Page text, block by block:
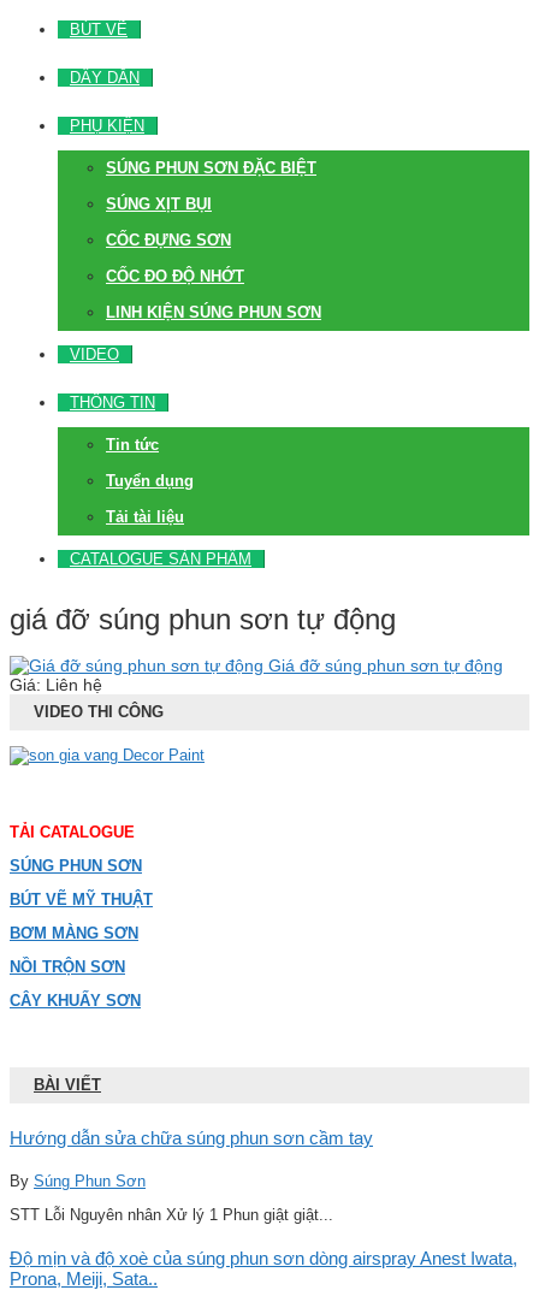
BÚT VẼ
DÂY DẪN
PHỤ KIỆN
SÚNG PHUN SƠN ĐẶC BIỆT
SÚNG XỊT BỤI
CỐC ĐỰNG SƠN
CỐC ĐO ĐỘ NHỚT
LINH KIỆN SÚNG PHUN SƠN
VIDEO
THÔNG TIN
Tin tức
Tuyển dụng
Tải tài liệu
CATALOGUE SẢN PHẨM
giá đỡ súng phun sơn tự động
Giá đỡ súng phun sơn tự động
Giá: Liên hệ
VIDEO THI CÔNG
TẢI CATALOGUE
SÚNG PHUN SƠN
BÚT VẼ MỸ THUẬT
BƠM MÀNG SƠN
NỒI TRỘN SƠN
CÂY KHUẤY SƠN
BÀI VIẾT
Hướng dẫn sửa chữa súng phun sơn cầm tay
By Súng Phun Sơn
STT Lỗi Nguyên nhân Xử lý 1 Phun giật giật...
Độ mịn và độ xoè của súng phun sơn dòng airspray Anest Iwata,
Prona, Meiji, Sata..